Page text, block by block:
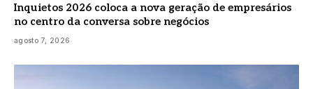
Inquietos 2026 coloca a nova geração de empresários
no centro da conversa sobre negócios
agosto 7, 2026